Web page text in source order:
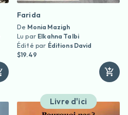
Farida
De Monia Mazigh
Lu par Elkahna Talbi
Édité par Éditions David
$19.49
Livre d'ici